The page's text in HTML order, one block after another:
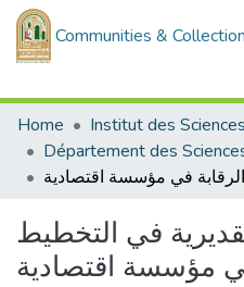
Communities &
Home
في التخطيط
مؤسسة اقتصادية